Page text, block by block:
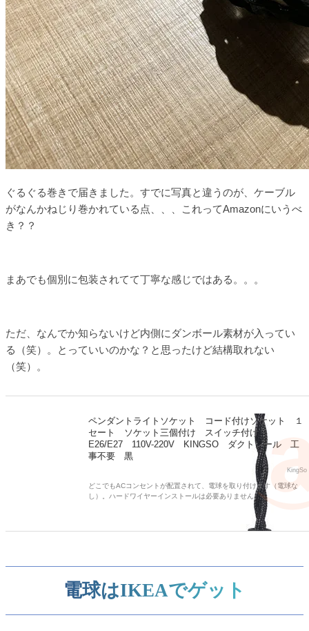
ぐるぐる巻きで届きました。すでに写真と違うのが、ケーブル
がなんかねじり巻かれている点、、、これってAmazonにいうべ
き？？
まあでも個別に包装されてて丁寧な感じではある。。。
ただ、なんでか知らないけど内側にダンボール素材が入ってい
る（笑）。とっていいのかな？と思ったけど結構取れない
（笑）。
ペンダントライトソケット コード付けソケット １
セート ソケット三個付け スイッチ付け
E26/E27 110V-220V KINGSO ダクトレール 工
事不要 黒
KingSo
どこでもACコンセントが配置されて、電球を取り付けます（電球な
し）。ハードワイヤーインストールは必要ありません。
電球はIKEAでゲット